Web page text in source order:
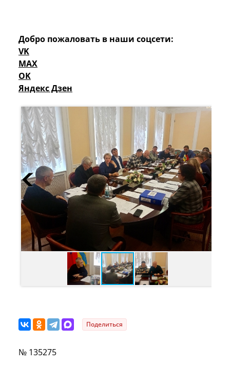
Добро пожаловать в наши соцсети:
VK
MAX
OK
Яндекс Дзен
Поделиться
№ 135275